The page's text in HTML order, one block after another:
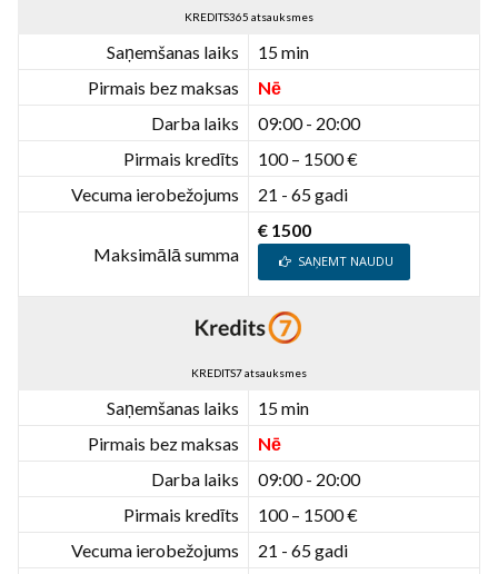
KREDITS365 atsauksmes
Saņemšanas laiks
15 min
Pirmais bez maksas
Nē
Darba laiks
09:00 - 20:00
Pirmais kredīts
100 – 1500 €
Vecuma ierobežojums
21 - 65 gadi
Maksimālā summa
€ 1500
SAŅEMT NAUDU
KREDITS7 atsauksmes
Saņemšanas laiks
15 min
Pirmais bez maksas
Nē
Darba laiks
09:00 - 20:00
Pirmais kredīts
100 – 1500 €
Vecuma ierobežojums
21 - 65 gadi